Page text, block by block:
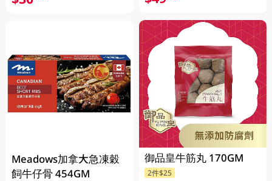
Meadows加拿大急凍穀
飼牛仔骨 454GM
御品皇牛筋丸 170GM
2件$25